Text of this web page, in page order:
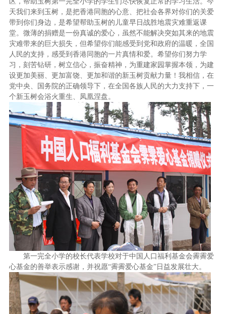
天我们来到玉树，是把香港同胞的心意、把社会各界对你们的关爱
带到你们身边，是希望帮助玉树的儿童早日战胜地震灾难重返课
堂。微薄的捐赠是一份真诚的爱心，虽然不能解决突如其来的地震
灾难带来的巨大损失，但希望你们能感受到党和政府的温暖，全国
人民的支持，感受到香港同胞的一片真情和爱。希望你们努力学
习，刻苦钻研，树立信心，振奋精神，为重建家园掌握本领，为建
设更加美丽、更加富饶、更加和谐的新玉树贡献力量！我相信，在
党中央、国务院的正确领导下，在全国各族人民的大力支持下，一
个新玉树会浴火重生、凤凰涅盘。
第一完全小学的校长代表学校对于中国人口福利基金会霽霽爱
心基金的善举表示感谢，并祝愿“霽霽爱心基金”日益发展壮大。